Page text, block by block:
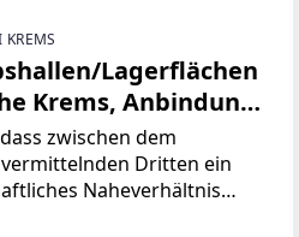
Lagerflächen
Krems, Anbindung
zwischen dem
Dritten ein
Naheverhältnis
als Doppelmakler